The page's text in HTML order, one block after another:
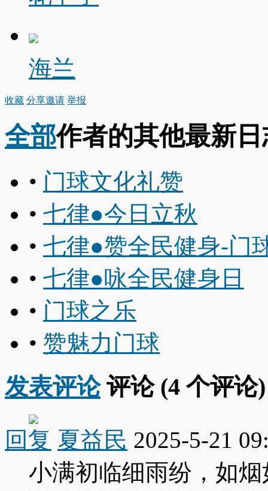
海兰
收藏 分享邀请 举报
全部作者的其他最新日
• 门球文化礼赞
• 七律●今日立秋
• 七律●赞全民健身-门
• 七律●咏全民健身日
• 门球之乐
• 赞魅力门球
发表评论评论 (4 个评论)
回复 夏益民 2025-5-21
小满初临细雨纷，如